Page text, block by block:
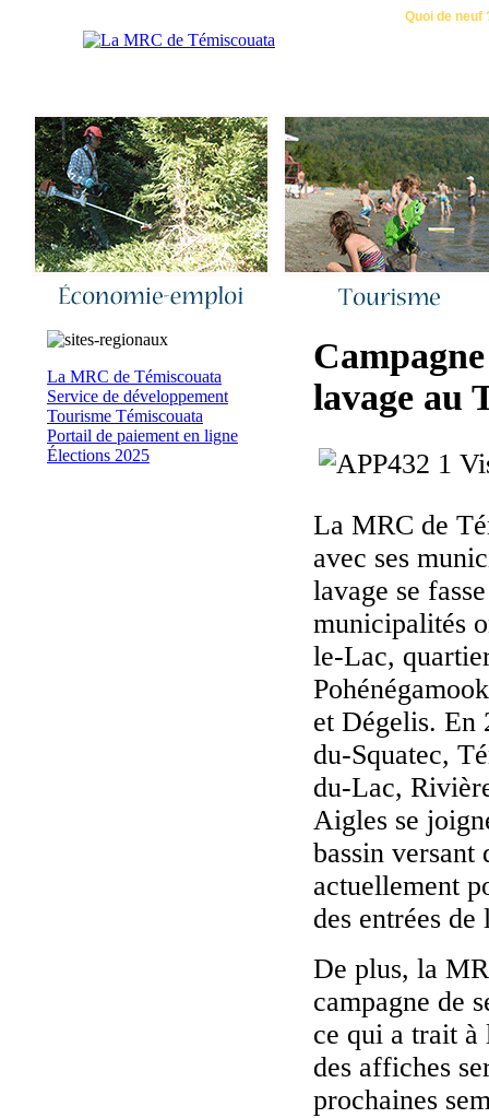
Quoi de neuf
La MRC de Témiscouata
Service de développement
Tourisme Témiscouata
Portail de paiement en ligne
Élections 2025
lavage au
La MRC de
avec ses
lavage se
municipalités
le-Lac,
et Dégelis. En
du-Squatec,
du-Lac,
Aigles se
bassin
actuellement
des entrées
De plus, la
campagne de
ce qui a trait à
des affiches
prochaines